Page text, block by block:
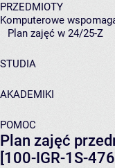
PRZEDMIOTY
Komputerowe
Plan zajęć w 24/25-Z
STUDIA
AKADEMIKI
POMOC
Plan zajęć
[100-IGR-1S-